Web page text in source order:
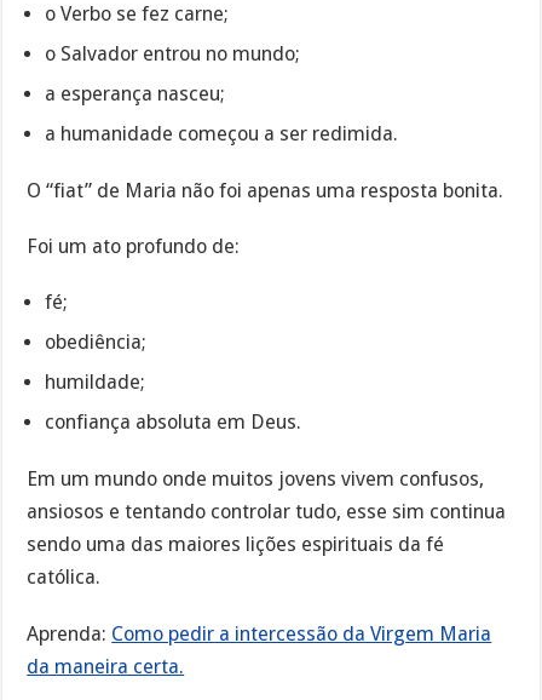
o Verbo se fez carne;
o Salvador entrou no mundo;
a esperança nasceu;
a humanidade começou a ser redimida.
O “fiat” de Maria não foi apenas uma resposta bonita.
Foi um ato profundo de:
fé;
obediência;
humildade;
confiança absoluta em Deus.
Em um mundo onde muitos jovens vivem confusos,
ansiosos e tentando controlar tudo, esse sim continua
sendo uma das maiores lições espirituais da fé
católica.
Aprenda: Como pedir a intercessão da Virgem Maria
da maneira certa.